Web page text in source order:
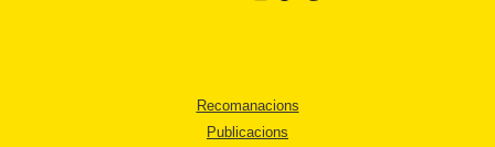
Recomanacions
Publicacions